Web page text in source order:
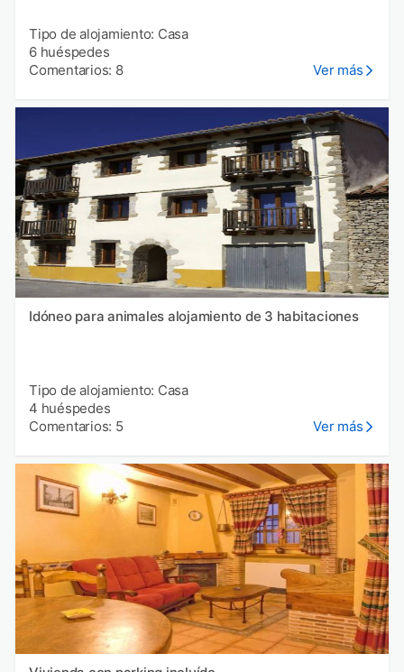
Tipo de alojamiento: Casa
6 huéspedes
Comentarios: 8
Ver más
Idóneo para animales alojamiento de 3 habitaciones
Tipo de alojamiento: Casa
4 huéspedes
Comentarios: 5
Ver más